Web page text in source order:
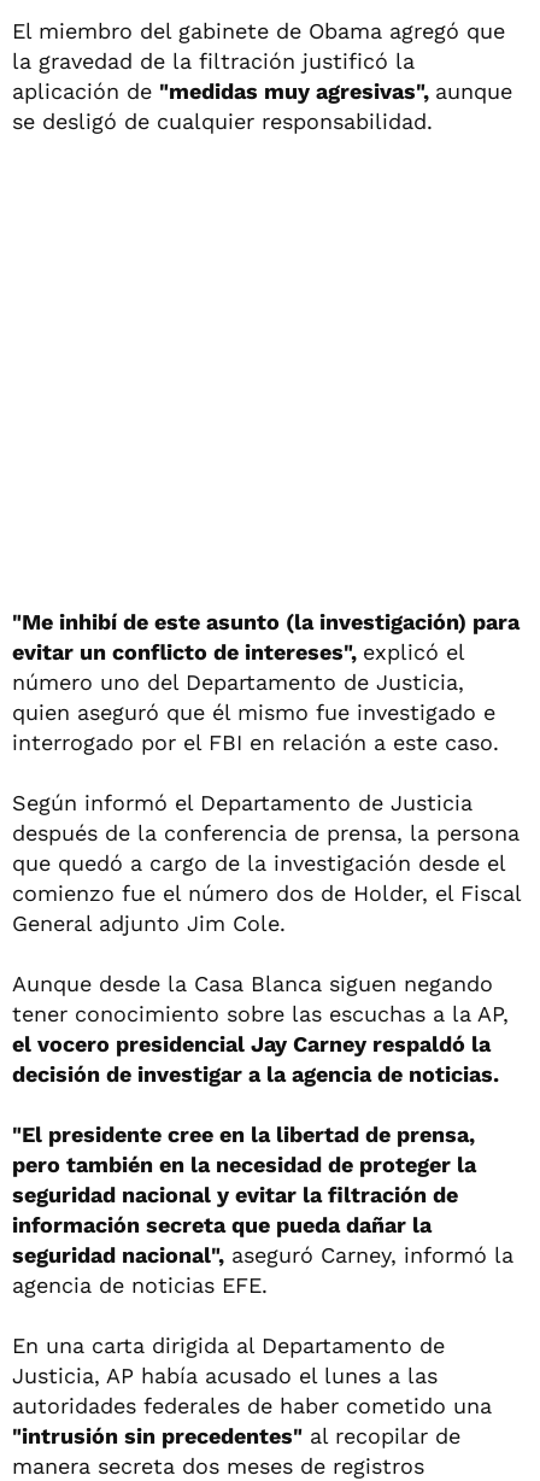
El miembro del gabinete de Obama agregó que
la gravedad de la filtración justificó la
aplicación de "medidas muy agresivas", aunque
se desligó de cualquier responsabilidad.
"Me inhibí de este asunto (la investigación) para
evitar un conflicto de intereses", explicó el
número uno del Departamento de Justicia,
quien aseguró que él mismo fue investigado e
interrogado por el FBI en relación a este caso.
Según informó el Departamento de Justicia
después de la conferencia de prensa, la persona
que quedó a cargo de la investigación desde el
comienzo fue el número dos de Holder, el Fiscal
General adjunto Jim Cole.
Aunque desde la Casa Blanca siguen negando
tener conocimiento sobre las escuchas a la AP,
el vocero presidencial Jay Carney respaldó la
decisión de investigar a la agencia de noticias.
"El presidente cree en la libertad de prensa,
pero también en la necesidad de proteger la
seguridad nacional y evitar la filtración de
información secreta que pueda dañar la
seguridad nacional", aseguró Carney, informó la
agencia de noticias EFE.
En una carta dirigida al Departamento de
Justicia, AP había acusado el lunes a las
autoridades federales de haber cometido una
"intrusión sin precedentes" al recopilar de
manera secreta dos meses de registros